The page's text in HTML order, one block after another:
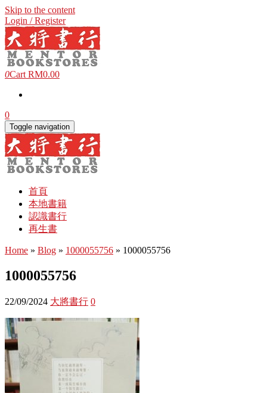
Skip to the content
Login / Register
0Cart RM0.00
0
Toggle navigation
首頁
本地書籍
認識書行
再生書
Home » Blog » 1000055756 » 1000055756
1000055756
22/09/2024 大將書行 0